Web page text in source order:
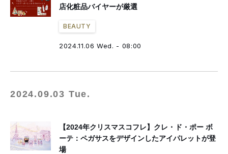
店化粧品バイヤーが厳選
BEAUTY
2024.11.06 Wed. - 08:00
2024.09.03 Tue.
【2024年クリスマスコフレ】クレ・ド・ポー ボ
ーテ：ペガサスをデザインしたアイパレットが登
場